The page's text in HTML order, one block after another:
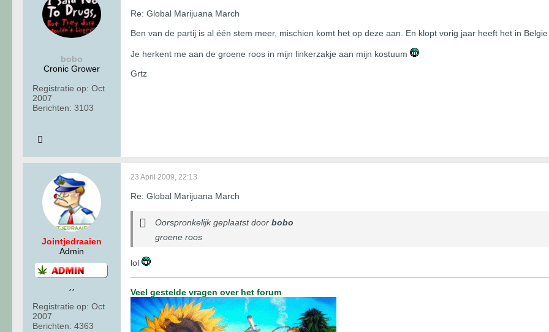
bobo
Cronic Grower
Registratie op: Oct
2007
Berichten: 3103
Re: Global Marijuana March
Ben van de partij is al één stem meer, mischien komt het op deze aan. En klopt vorig jaar heeft het in
Je herkent me aan de groene roos in mijn linkerzakje aan mijn kostuum
Grtz
Jointjedraaien
Admin
Registratie op: Oct
2007
Berichten: 4363
23 April 2009, 22:13
Re: Global Marijuana March
Oorspronkelijk geplaatst door bobo
groene roos
lol
Veel gestelde vragen over het forum